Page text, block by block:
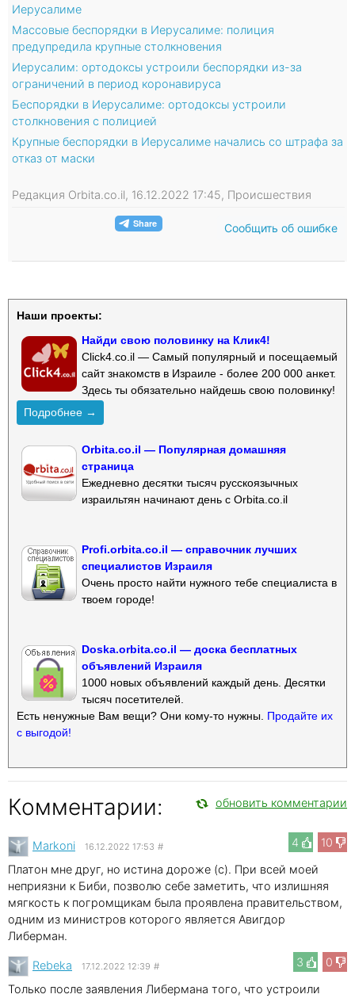
Иерусалиме
Массовые беспорядки в Иерусалиме: полиция
предупредила крупные столкновения
Иерусалим: ортодоксы устроили беспорядки из-за
ограничений в период коронавируса
Беспорядки в Иерусалиме: ортодоксы устроили
столкновения с полицией
Крупные беспорядки в Иерусалиме начались со штрафа за
отказ от маски
Редакция Orbita.co.il, 16.12.2022 17:45, Происшествия
Сообщить об ошибке
Наши проекты:
Найди свою половинку на Клик4!
Click4.co.il — Самый популярный и посещаемый
сайт знакомств в Израиле - более 200 000 анкет.
Здесь ты обязательно найдешь свою половинку!
Подробнее →
Orbita.co.il — Популярная домашняя
страница
Ежедневно десятки тысяч русскоязычных
израильтян начинают день с Orbita.co.il
Profi.orbita.co.il — справочник лучших
специалистов Израиля
Очень просто найти нужного тебе специалиста в
твоем городе!
Doska.orbita.co.il — доска бесплатных
объявлений Израиля
1000 новых объявлений каждый день. Десятки
тысяч посетителей.
Есть ненужные Вам вещи? Они кому-то нужны. Продайте их
с выгодой!
Комментарии: обновить комментарии
4 10
Markoni 16.12.2022 17:53 #
Платон мне друг, но истина дороже (с). При всей моей
неприязни к Биби, позволю себе заметить, что излишняя
мягкость к погромщикам была проявлена правительством,
одним из министров которого является Авигдор
Либерман.
3
0
Rebeka 17.12.2022 12:39 #
Только после заявления Либермана того, что устроили